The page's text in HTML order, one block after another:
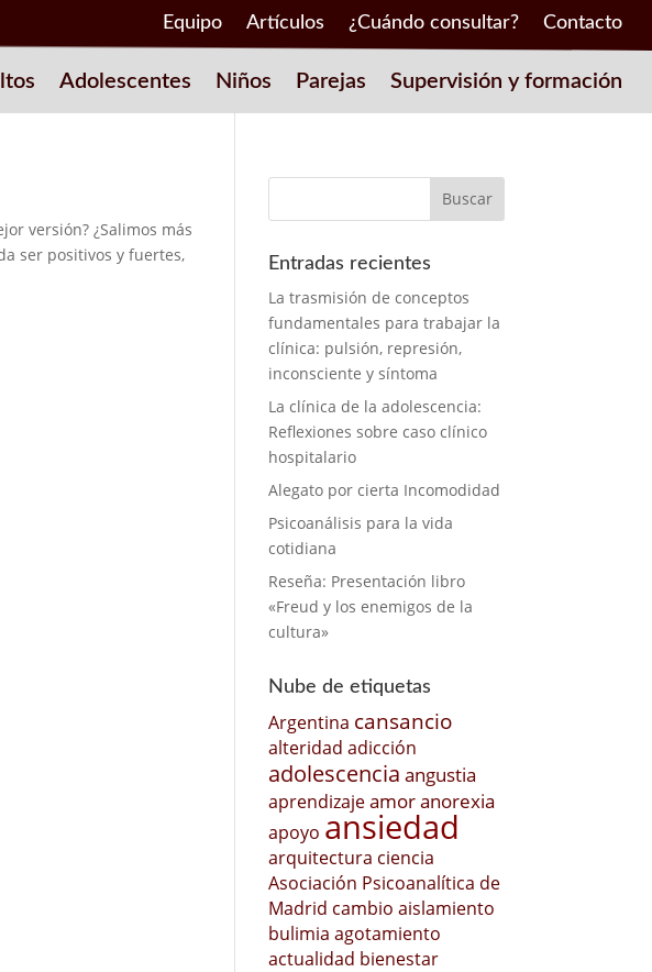
Equipo Artículos ¿Cuándo consultar? Contacto
Adolescentes Niños Parejas Supervisión y formación
versión? ¿Salimos más
ser positivos y fuertes,
Entradas recientes
La trasmisión de conceptos
fundamentales para trabajar la
clínica: pulsión, represión,
inconsciente y síntoma
La clínica de la adolescencia:
Reflexiones sobre caso clínico
hospitalario
Alegato por cierta Incomodidad
Psicoanálisis para la vida
cotidiana
Reseña: Presentación libro
«Freud y los enemigos de la
cultura»
Nube de etiquetas
Argentina cansancio
alteridad adicción
adolescencia angustia
aprendizajeamoranorexia
apoyo ansiedad
arquitectura ciencia
Asociación Psicoanalítica de
Madrid cambio aislamiento
bulimia agotamiento
actualidad bienestar